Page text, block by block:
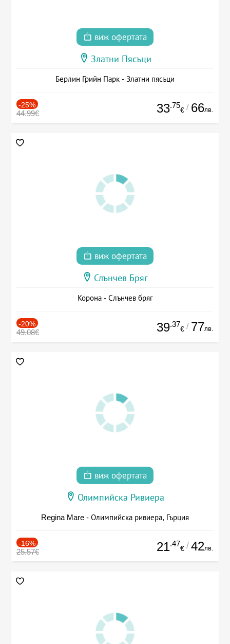
виж офертата
Златни Пясъци
Берлин Грийн Парк - Златни пясъци
-25%
44.99€ 33.75
€ / 66лв.
виж офертата
Слънчев Бряг
Корона - Слънчев бряг
-20%
49.08€ 39.37
€ / 77лв.
виж офертата
Олимпийска Ривиера
Regina Mare - Олимпийска ривиера, Гърция
-16%
25.57€ 21.47
€ / 42лв.